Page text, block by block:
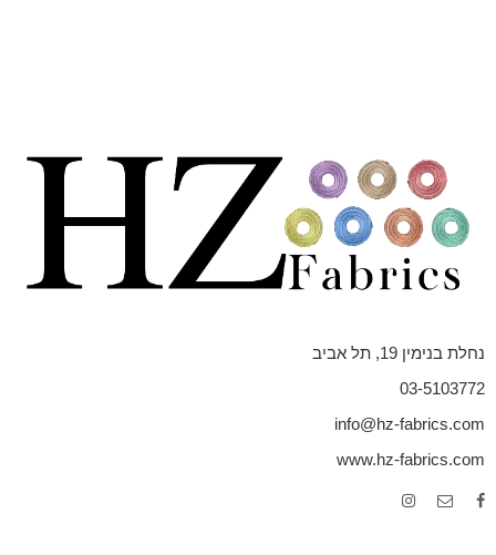
נחלת בנימין 19, תל אביב
03-5103772
info@hz-fabrics.com
www.hz-fabrics.com